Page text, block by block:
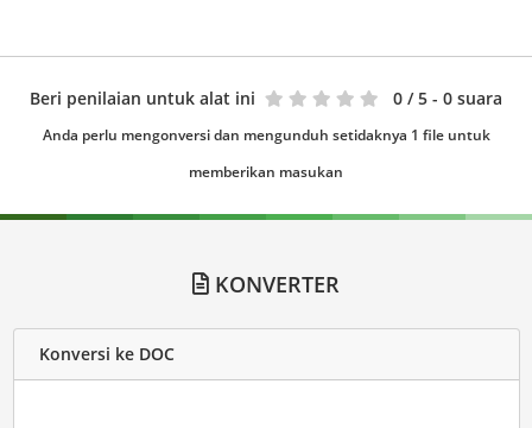
Beri penilaian untuk alat ini 0 / 5 - 0 suara
Anda perlu mengonversi dan mengunduh setidaknya 1 file untuk
memberikan masukan
KONVERTER
Konversi ke DOC